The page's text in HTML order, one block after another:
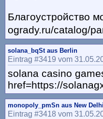
Благоустройство
ogrady.ru/catalog/
solana_bqSt aus Berlin
Eintrag #3419 vom
solana casino
href=https://
monopoly_pmSn aus New Delhi
Eintrag #3418 vom